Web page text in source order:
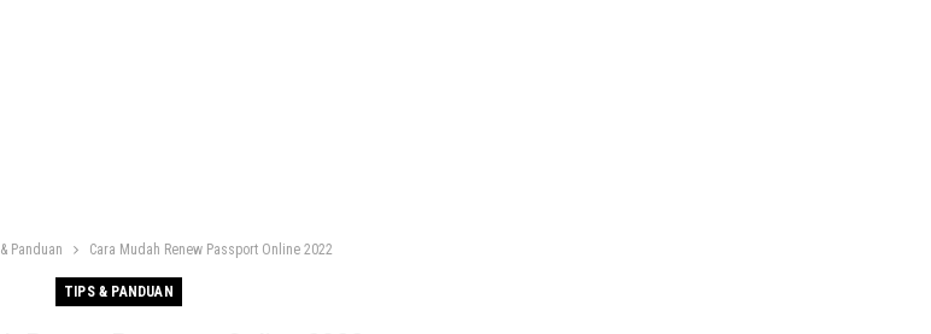
Panduan Cara Mudah Renew Passport Online 2022
TIPS & PANDUAN